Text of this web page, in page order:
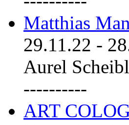
Matthias
29.11.22 -
Aurel
----------
ART